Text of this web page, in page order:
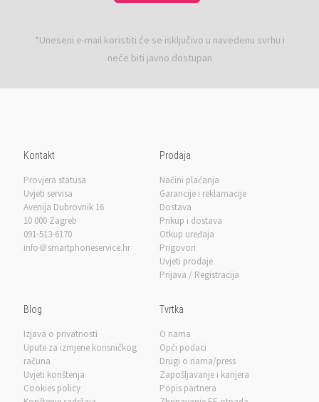
*Uneseni e-mail koristiti će se isključivo u navedenu svrhu i
neće biti javno dostupan
Kontakt
Provjera statusa
Uvjeti servisa
Avenija Dubrovnik 16
10 000 Zagreb
091-513-6170
info＠smartphoneservice.hr
Prodaja
Načini plaćanja
Garancije i reklamacije
Dostava
Prikup i dostava
Otkup uređaja
Prigovori
Uvjeti prodaje
Prijava / Registracija
Blog
Izjava o privatnosti
Upute za izmjene korisničkog
računa
Uvjeti korištenja
Cookies policy
Tvrtka
O nama
Opći podaci
Drugi o nama/press
Zapošljavanje i karijera
Popis partnera